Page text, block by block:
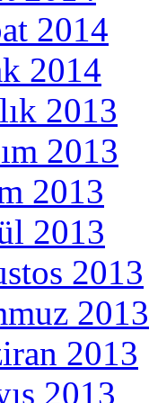
2014
2014
2013
2013
2013
2013
2013
2013
2013
2013